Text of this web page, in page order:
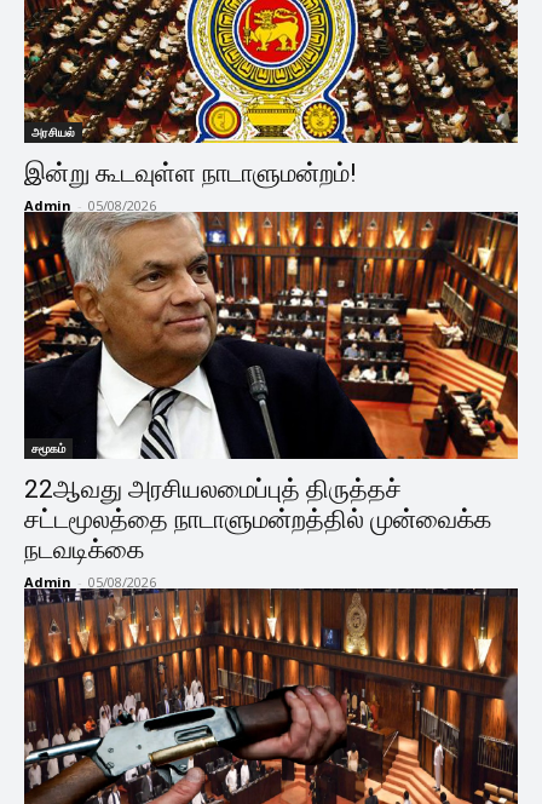
அரசியல்
இன்று கூடவுள்ள நாடாளுமன்றம்!
Admin - 05/08/2026
சமூகம்
22ஆவது அரசியலமைப்புத் திருத்தச்
சட்டமூலத்தை நாடாளுமன்றத்தில் முன்வைக்க
நடவடிக்கை
Admin - 05/08/2026